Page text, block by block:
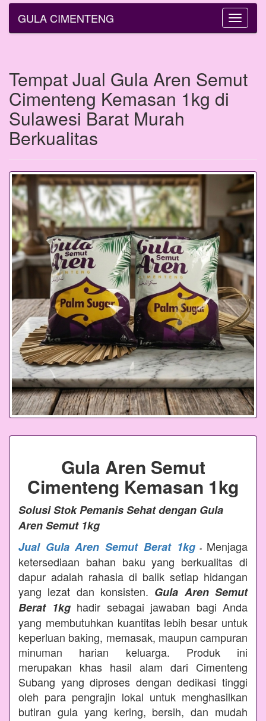
Toggle
GULA CIMENTENG
Tempat Jual Gula Aren Semut
Cimenteng Kemasan 1kg di
Sulawesi Barat Murah
Berkualitas
Gula Aren Semut
Cimenteng Kemasan 1kg
Solusi Stok Pemanis Sehat dengan Gula
Aren Semut 1kg
Jual Gula Aren Semut Berat 1kg- Menjaga
ketersediaan bahan baku yang berkualitas di
dapur adalah rahasia di balik setiap hidangan
yang lezat dan konsisten. Gula Aren Semut
Berat 1kghadir sebagai jawaban bagi Anda
yang membutuhkan kuantitas lebih besar untuk
keperluan baking, memasak, maupun campuran
minuman harian keluarga. Produk ini
merupakan khas hasil alam dari Cimenteng
Subang yang diproses dengan dedikasi tinggi
oleh para pengrajin lokal untuk menghasilkan
butiran gula yang kering, bersih, dan mudah